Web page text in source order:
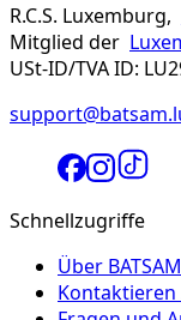
R.C.S. Luxemburg,
Mitglied der
USt-ID/TVA ID:
Schnellzugriffe
Über
Kontaktieren